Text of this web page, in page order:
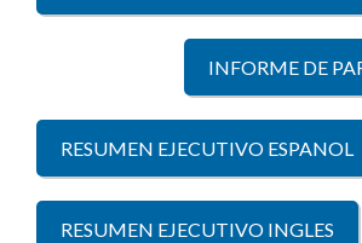
INFORME DE
RESUMEN EJECUTIVO ESPANOL
RESUMEN EJECUTIVO INGLES